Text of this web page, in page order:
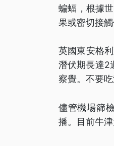
蝙蝠，根據
果或密切接
英國東安格
潛伏期長達2
察覺。不要
儘管機場篩
播。目前牛